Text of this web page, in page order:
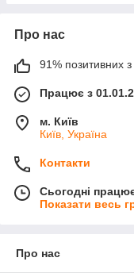
Про нас
91% позитивних з
Працює з
м. Київ
Київ, Україна
Контакти
Сьогодні
Показати весь
Про нас